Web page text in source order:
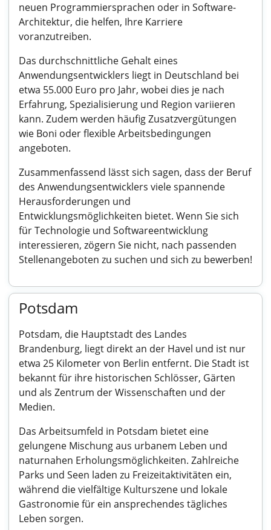
neuen Programmiersprachen oder in Software-
Architektur, die helfen, Ihre Karriere
voranzutreiben.
Das durchschnittliche Gehalt eines
Anwendungsentwicklers liegt in Deutschland bei
etwa 55.000 Euro pro Jahr, wobei dies je nach
Erfahrung, Spezialisierung und Region variieren
kann. Zudem werden häufig Zusatzvergütungen
wie Boni oder flexible Arbeitsbedingungen
angeboten.
Zusammenfassend lässt sich sagen, dass der Beruf
des Anwendungsentwicklers viele spannende
Herausforderungen und
Entwicklungsmöglichkeiten bietet. Wenn Sie sich
für Technologie und Softwareentwicklung
interessieren, zögern Sie nicht, nach passenden
Stellenangeboten zu suchen und sich zu bewerben!
Potsdam
Potsdam, die Hauptstadt des Landes
Brandenburg, liegt direkt an der Havel und ist nur
etwa 25 Kilometer von Berlin entfernt. Die Stadt ist
bekannt für ihre historischen Schlösser, Gärten
und als Zentrum der Wissenschaften und der
Medien.
Das Arbeitsumfeld in Potsdam bietet eine
gelungene Mischung aus urbanem Leben und
naturnahen Erholungsmöglichkeiten. Zahlreiche
Parks und Seen laden zu Freizeitaktivitäten ein,
während die vielfältige Kulturszene und lokale
Gastronomie für ein ansprechendes tägliches
Leben sorgen.